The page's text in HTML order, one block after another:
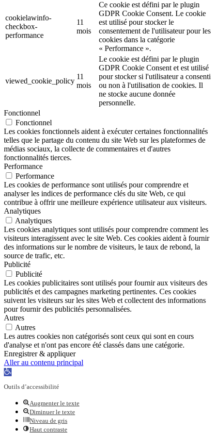
cookielawinfo-
checkbox-
performance
11
mois
Ce cookie est défini par le plugin
GDPR Cookie Consent. Le cookie
est utilisé pour stocker le
consentement de l'utilisateur pour les
cookies dans la catégorie
« Performance ».
viewed_cookie_policy
11
mois
Le cookie est défini par le plugin
GDPR Cookie Consent et est utilisé
pour stocker si l'utilisateur a consenti
ou non à l'utilisation de cookies. Il
ne stocke aucune donnée
personnelle.
Fonctionnel
Fonctionnel
Les cookies fonctionnels aident à exécuter certaines fonctionnalités
telles que le partage du contenu du site Web sur les plateformes de
médias sociaux, la collecte de commentaires et d'autres
fonctionnalités tierces.
Performance
Performance
Les cookies de performance sont utilisés pour comprendre et
analyser les indices de performance clés du site Web, ce qui
contribue à offrir une meilleure expérience utilisateur aux visiteurs.
Analytiques
Analytiques
Les cookies analytiques sont utilisés pour comprendre comment les
visiteurs interagissent avec le site Web. Ces cookies aident à fournir
des informations sur le nombre de visiteurs, le taux de rebond, la
source de trafic, etc.
Publicité
Publicité
Les cookies publicitaires sont utilisés pour fournir aux visiteurs des
publicités et des campagnes marketing pertinentes. Ces cookies
suivent les visiteurs sur les sites Web et collectent des informations
pour fournir des publicités personnalisées.
Autres
Autres
Les autres cookies non catégorisés sont ceux qui sont en cours
d'analyse et n'ont pas encore été classés dans une catégorie.
Enregistrer & appliquer
Aller au contenu principal
Ouvrir
barre
Outils d’accessibilité
Augmenter le texte
Diminuer le texte
Niveau de gris
Haut contraste